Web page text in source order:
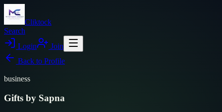
Cliktock
Search
Login
Join
Back to Profile
business
Gifts by Sapna